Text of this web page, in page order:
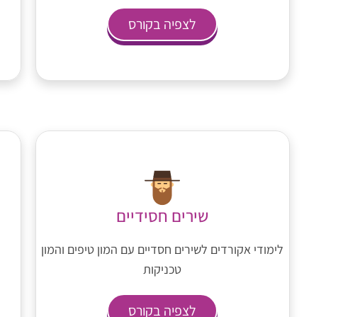
לצפיה בקורס
שירים חסידיים
לימודי אקורדים לשירים חסדיים עם המון טיפים והמון
טכניקות
לצפיה בקורס